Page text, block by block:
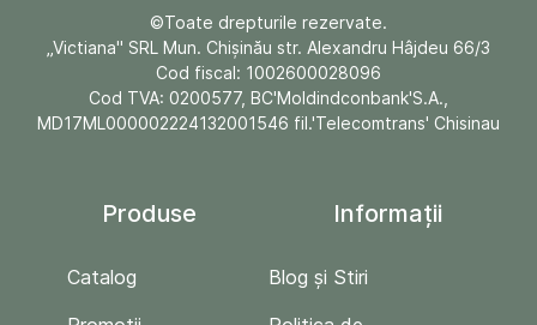
©Toate drepturile rezervate.
„Victiana" SRL Mun. Chişinău str. Alexandru Hâjdeu 66/3
Cod fiscal: 1002600028096
Cod TVA: 0200577, BC'Moldindconbank'S.A.,
MD17ML000002224132001546 fil.'Telecomtrans' Chisinau
Produse
Catalog
Informații
Blog și Stiri